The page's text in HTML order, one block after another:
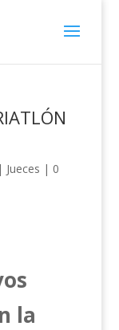
Jueces | 0
la